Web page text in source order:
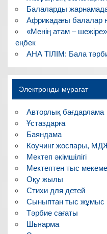
Балаларды
Африкадағы балалар
«Менің атам –
еңбек
АНА ТІЛІМ: Бала
Электронды мұрағат
Авторлық бағдарлама
Ұстаздарға
Баяндама
Коучинг жоспары,
Мектеп әкімшілігі
Мектептен тыс
Оқу жылы
Стихи для детей
Сыныптан тыс жұмыс
Тәрбие сағаты
Шығарма